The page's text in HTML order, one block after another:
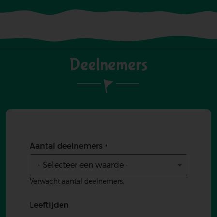
Deelnemers
Aantal deelnemers
- Selecteer een waarde -
Verwacht aantal deelnemers.
Leeftijden